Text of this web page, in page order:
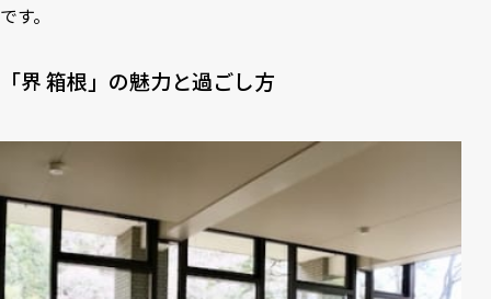
です。
「界 箱根」の魅力と過ごし方